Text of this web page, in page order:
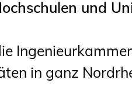
und
Projekte
und
in ganz